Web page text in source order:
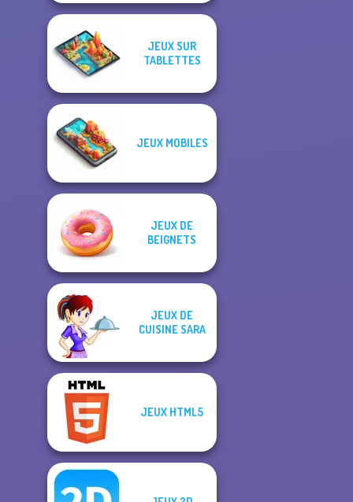
JEUX SUR
TABLETTES
JEUX MOBILES
JEUX DE
BEIGNETS
JEUX DE
CUISINE SARA
JEUX HTML5